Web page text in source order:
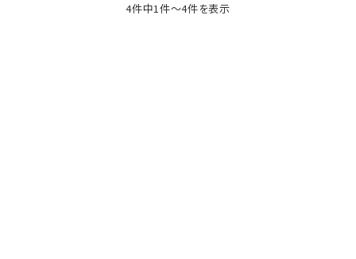
4件中1件～4件を表示